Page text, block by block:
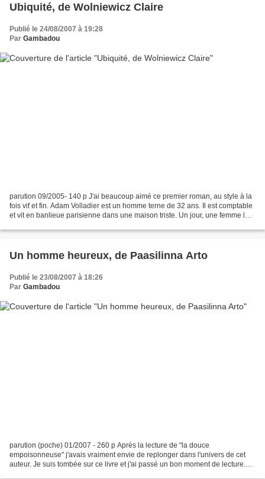
Ubiquité, de Wolniewicz Claire
Publié le 24/08/2007 à 19:28
Par Gambadou
parution 09/2005- 140 p J'ai beaucoup aimé ce premier roman, au style à la
fois vif et fin. Adam Volladier est un homme terne de 32 ans. Il est comptable
et vit en banlieue parisienne dans une maison triste. Un jour, une femme le
Un homme heureux, de Paasilinna Arto
Publié le 23/08/2007 à 18:26
Par Gambadou
parution (poche) 01/2007 - 260 p Après la lecture de "la douce
empoisonneuse" j'avais vraiment envie de replonger dans l'univers de cet
auteur. Je suis tombée sur ce livre et j'ai passé un bon moment de lecture.